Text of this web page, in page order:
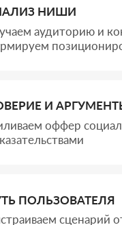
аналитику и
передачу заявок
К ЗАПУСКУ
ПОДХОДИТ
Типы бизнеса
для быстрого запуска продукта,
и стабильного получения заявок.